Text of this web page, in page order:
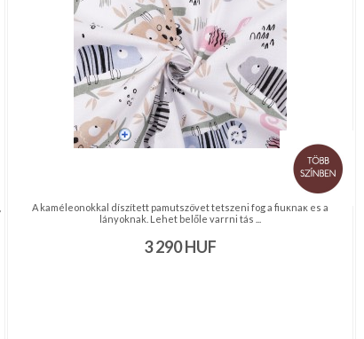
A kaméleonokkal díszített pamutszövet tetszeni fog a fiúknak és a
lányoknak. Lehet belőle varrni tás ...
3 290HUF